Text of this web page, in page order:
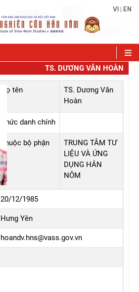
VI EN
TS. DƯƠNG VĂN HOÀN
Họ tên
TS. Dương Văn
Hoàn
Chức danh chính
Thuộc bộ phận
TRUNG TÂM TƯ
LIỆU VÀ ỨNG
DỤNG HÁN
NÔM
20/12/1985
Hưng Yên
hoandv.hns@vass.gov.vn